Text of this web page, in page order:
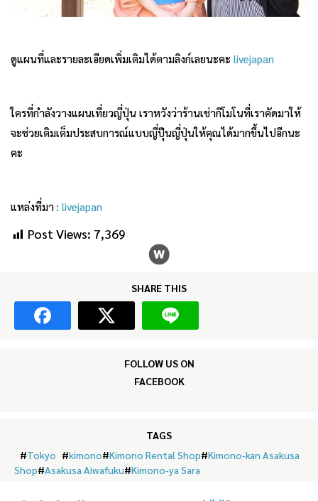
ดูแผนที่และรายละเอียดเพิ่มเติมได้ตามลิงก์เลยนะคะ livejapan
ใครที่กำลังวางแผนเที่ยวญี่ปุ่น เราหวังว่าร้านเช่ากิโมโนที่เราคัดมาให้
จะช่วยเติมเต็มประสบการณ์แบบญี่ปุ๊นญี่ปุ่นให้คุณได้มากขึ้นไปอีกนะ
คะ
แหล่งที่มา : livejapan
Post Views: 7,369
SHARE THIS
FOLLOW US ON
FACEBOOK
TAGS
#Tokyo #kimono#Kimono Rental Shop#Kimono-kan Asakusa
Shop#Asakusa Aiwafuku#Kimono-ya Sara